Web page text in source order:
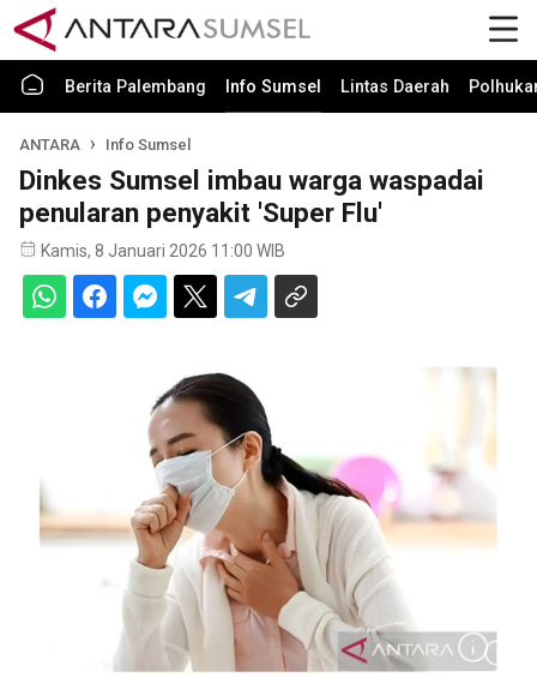
Berita Palembang Info Sumsel Lintas Daerah
ANTARA Info Sumsel
Dinkes Sumsel imbau warga waspadai
penularan penyakit 'Super Flu'
Kamis, 8 Januari 2026 11:00 WIB